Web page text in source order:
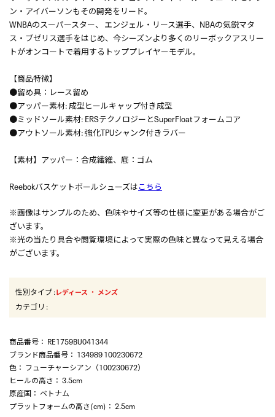
ン・アイバーソンもその開発をリード。
WNBAのスーパースター、 エンジェル・リース選手、NBAの気鋭マタ
ス・ブゼリス選手をはじめ、今シーズンより多くのリーボックアスリー
トがオンコートで着用するトッププレイヤーモデル。
【商品特徴】
●留め具：レース留め
●アッパー素材: 成型ヒールキャップ付き成型
●ミッドソール素材: ERSテクノロジーとSuperFloatフォームコア
●アウトソール素材: 強化TPUシャンク付きラバー
【素材】アッパー：合成繊維、底：ゴム
Reebokバスケットボールシューズはこちら
※画像はサンプルのため、色味やサイズ等の仕様に変更がある場合がご
ざいます。
※光の当たり具合や閲覧環境によって実際の色味と異なって見える場合
がございます。
性別タイプ:レディース ・ メンズ
カテゴリ :
商品番号 ： RE1759BU041344
ブランド商品番号 ： 134989 100230672
色 ： フューチャーシアン（100230672）
ヒールの高さ ： 3.5cm
原産国 ： ベトナム
プラットフォームの高さ(cm) ： 2.5cm